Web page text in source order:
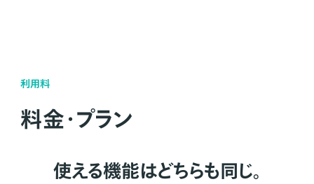
利用料
料金・プラン
使える機能はどちらも同じ。